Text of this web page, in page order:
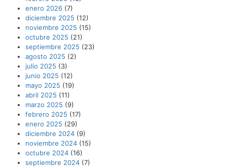
enero 2026 (7)
diciembre 2025 (12)
noviembre 2025 (15)
octubre 2025 (21)
septiembre 2025 (23)
agosto 2025 (2)
julio 2025 (3)
junio 2025 (12)
mayo 2025 (19)
abril 2025 (11)
marzo 2025 (9)
febrero 2025 (17)
enero 2025 (29)
diciembre 2024 (9)
noviembre 2024 (15)
octubre 2024 (16)
septiembre 2024 (7)